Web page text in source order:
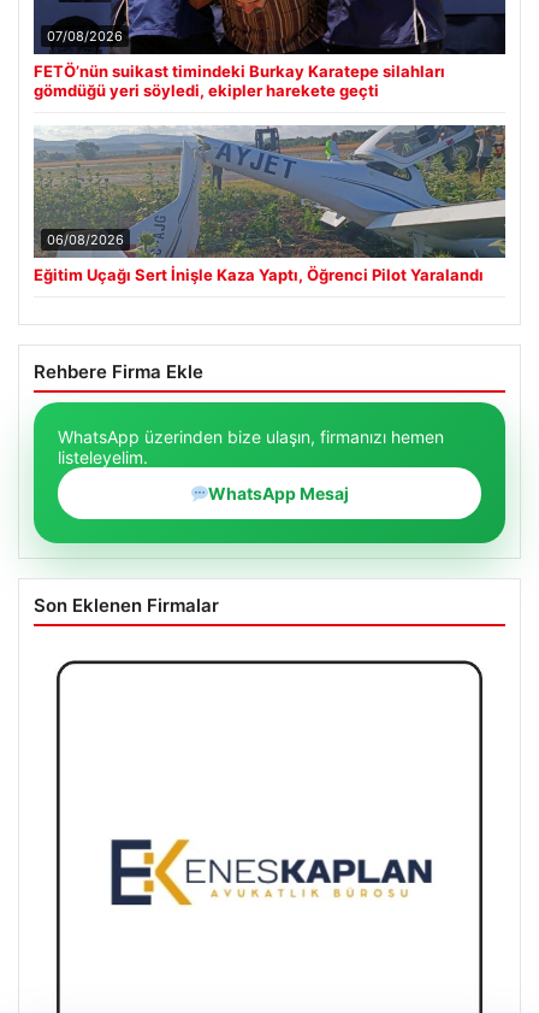
07/08/2026
FETÖ’nün suikast timindeki Burkay Karatepe silahları
gömdüğü yeri söyledi, ekipler harekete geçti
06/08/2026
Eğitim Uçağı Sert İnişle Kaza Yaptı, Öğrenci Pilot Yaralandı
Rehbere Firma Ekle
WhatsApp üzerinden bize ulaşın, firmanızı hemen
listeleyelim.
WhatsApp Mesaj
Son Eklenen Firmalar